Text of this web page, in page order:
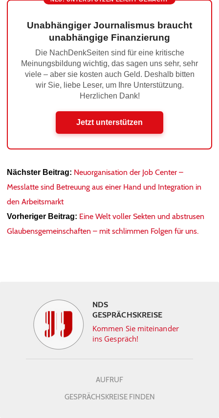
Unabhängiger Journalismus braucht
unabhängige Finanzierung
Die NachDenkSeiten sind für eine kritische
Meinungsbildung wichtig, das sagen uns sehr, sehr
viele – aber sie kosten auch Geld. Deshalb bitten
wir Sie, liebe Leser, um Ihre Unterstützung.
Herzlichen Dank!
Jetzt unterstützen
Nächster Beitrag: Neuorganisation der Job Center –
Messlatte sind Betreuung aus einer Hand und Integration in
den Arbeitsmarkt
Vorheriger Beitrag: Eine Welt voller Sekten und abstrusen
Glaubensgemeinschaften – mit schlimmen Folgen für uns.
NDS
GESPRÄCHSKREISE
Kommen Sie miteinander
ins Gespräch!
AUFRUF
GESPRÄCHSKREISE FINDEN